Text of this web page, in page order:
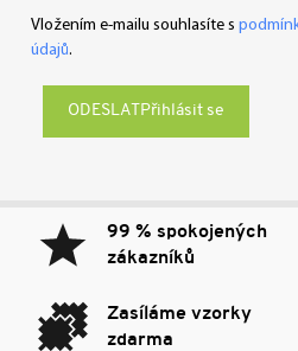
Vložením e-mailu souhlasíte s
údajů.
Přihlásit se
99 % spokojených
zákazníků
Zasíláme vzorky
zdarma